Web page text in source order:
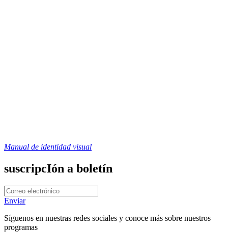
Manual de identidad visual
suscripcIón a boletín
Enviar
Síguenos en nuestras redes sociales y conoce más sobre nuestros
programas